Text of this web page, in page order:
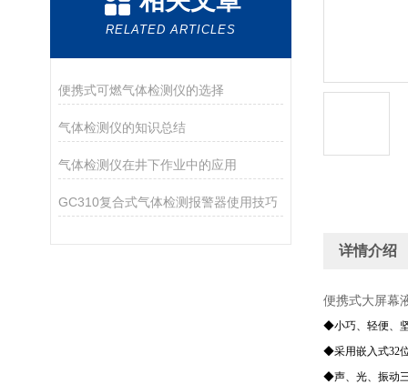
RELATED ARTICLES
便携式可燃气体检测仪的选择
气体检测仪的知识总结
气体检测仪在井下作业中的应用
GC310复合式气体检测报警器使用技巧
详情介绍
便携式大屏幕
◆小巧、轻便、
◆采用嵌入式32
◆声、光、振动